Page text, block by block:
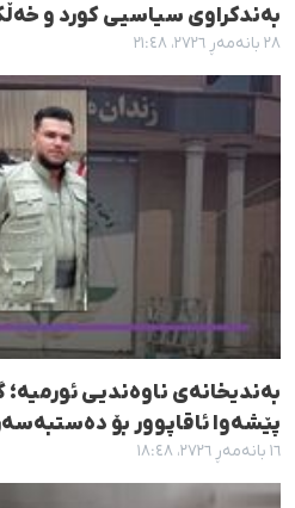
بەندکراوی سیاسیی کورد و
٢٨ بانەمەڕ ٢٧٢٦، ٢١:٤٨
بەندیخانەی ناوەندیی
پێشەوا ئاقاپوور بۆ
١٦ بانەمەڕ ٢٧٢٦، ١٨:٤٨